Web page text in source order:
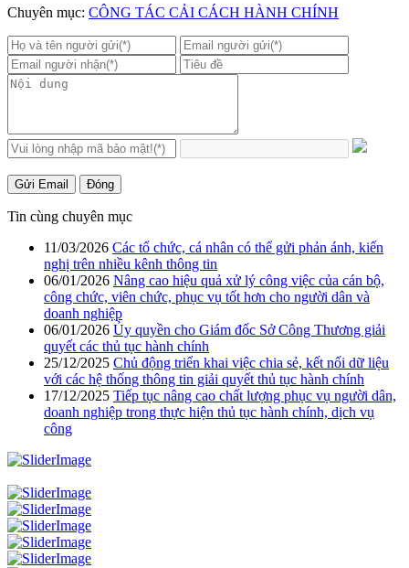
Chuyên mục: CÔNG TÁC CẢI CÁCH HÀNH CHÍNH
Gửi Email Đóng
Tin cùng chuyên mục
11/03/2026 Các tổ chức, cá nhân có thể gửi phản ánh, kiến
nghị trên nhiều kênh thông tin
06/01/2026 Nâng cao hiệu quả xử lý công việc của cán bộ,
công chức, viên chức, phục vụ tốt hơn cho người dân và
doanh nghiệp
06/01/2026 Ủy quyền cho Giám đốc Sở Công Thương giải
quyết các thủ tục hành chính
25/12/2025 Chủ động triển khai việc chia sẻ, kết nối dữ liệu
với các hệ thống thông tin giải quyết thủ tục hành chính
17/12/2025 Tiếp tục nâng cao chất lượng phục vụ người dân,
doanh nghiệp trong thực hiện thủ tục hành chính, dịch vụ
công